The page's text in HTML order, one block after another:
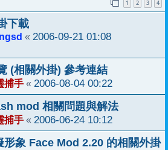
1 2 3 4
下載
« 2006-09-21 01:08
(相關外掛) 參考連結
捕手 « 2006-08-04 00:22
mod 相關問題與解法
捕手 « 2006-06-24 10:12
形象 Face Mod 2.20 的相關外掛